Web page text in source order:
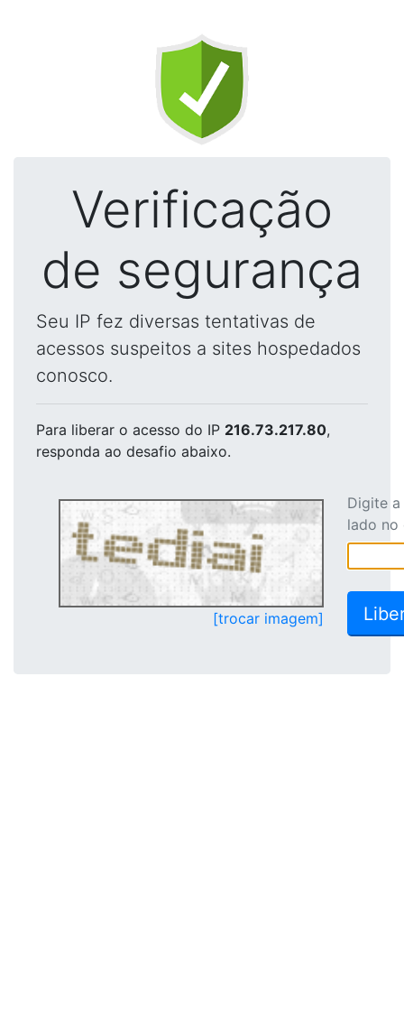
Verificação
de segurança
Seu IP fez diversas tentativas de
acessos suspeitos a sites hospedados
conosco.
Para liberar o acesso do IP 216.73.217.80,
responda ao desafio abaixo.
[trocar imagem]
Digite
lado no